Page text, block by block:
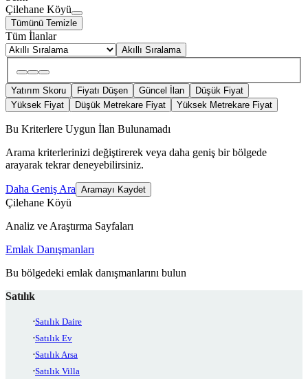
Çilehane Köyü
Tümünü Temizle
Tüm İlanlar
Akıllı Sıralama
Yatırım Skoru Fiyatı Düşen Güncel İlan
Düşük Fiyat
Yüksek Fiyat
Düşük Metrekare Fiyat Yüksek Metrekare Fiyat
Bu Kriterlere Uygun İlan Bulunamadı
Arama kriterlerinizi değiştirerek veya daha geniş bir bölgede
arayarak tekrar deneyebilirsiniz.
Daha Geniş Ara Aramayı Kaydet
Çilehane Köyü
Analiz ve Araştırma Sayfaları
Emlak Danışmanları
Bu bölgedeki emlak danışmanlarını bulun
Satılık
Satılık Daire
Satılık Ev
Satılık Arsa
Satılık Villa